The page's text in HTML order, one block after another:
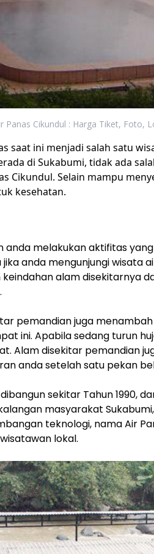
Panas Cikundul : Harga Tiket, Foto,
saat ini menjadi salah satu
di Sukabumi, tidak ada
Cikundul. Selain mampu
kesehatan.
anda melakukan aktifitas
anda mengunjungi wisata
alam disekitarnya
pemandian juga
ini. Apabila sedang turun
Alam disekitar pemandian
anda setelah satu pekan
dibangun sekitar Tahun 1990,
masyarakat Sukabumi,
teknologi, nama Air
lokal.